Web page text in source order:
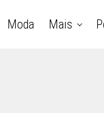
Moda Mais